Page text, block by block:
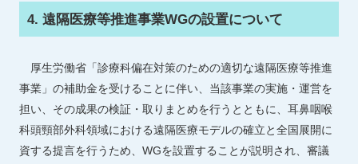
4. 遠隔医療等推進事業WGの設置について
厚生労働省「診療科偏在対策のための適切な遠隔医療等推進
事業」の補助金を受けることに伴い、当該事業の実施・運営を
担い、その成果の検証・取りまとめを行うとともに、耳鼻咽喉
科頭頸部外科領域における遠隔医療モデルの確立と全国展開に
資する提言を行うため、WGを設置することが説明され、審議